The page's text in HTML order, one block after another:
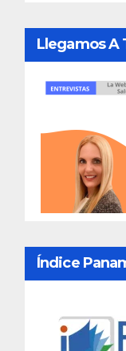
Llegamos A
Índice